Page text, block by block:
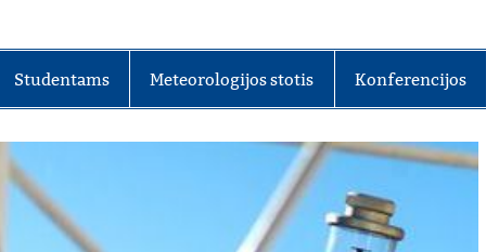
Studentams Meteorologijos stotis Konferencijos